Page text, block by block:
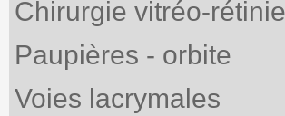
Chirurgie vitréo-
Paupières - orbite
Voies lacrymales